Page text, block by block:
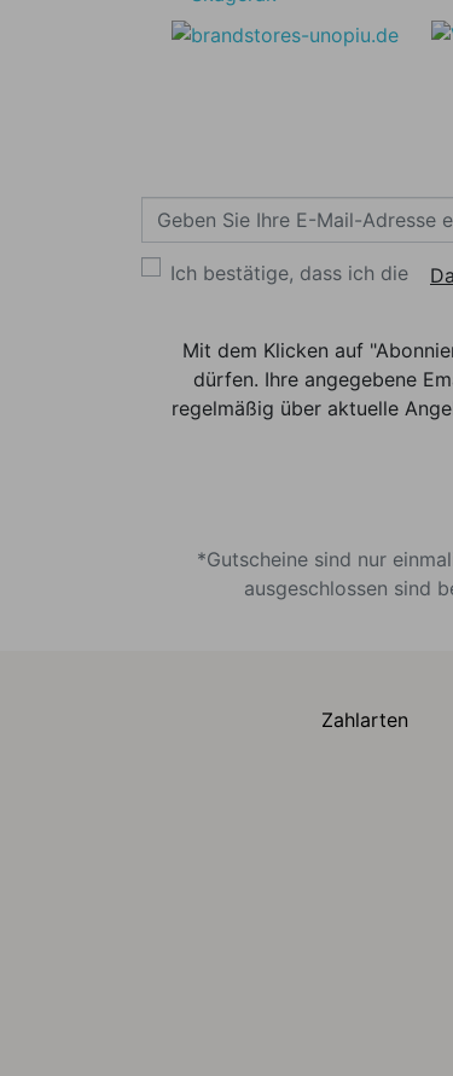
Ich bestätige, dass ich die
Mit dem Klicken auf
dürfen. Ihre angegebene
regelmäßig über aktuelle
*Gutscheine sind nur
ausgeschlossen sind
Zahlarten